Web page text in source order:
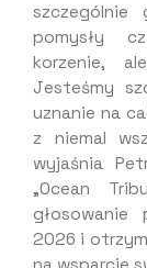
pomysły
korzenie,
Jesteśmy
uznanie na
z niemal
wyjaśnia
„Ocean
2026 i